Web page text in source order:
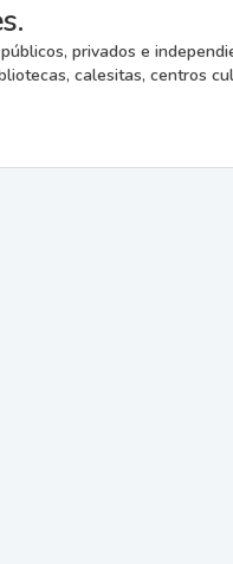
privados e
calesitas, centros